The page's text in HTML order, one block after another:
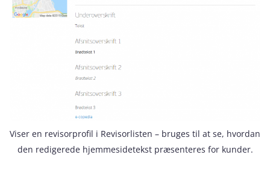
Viser en revisorprofil i Revisorlisten – bruges til at se, hvordan
den redigerede hjemmesidetekst præsenteres for kunder.